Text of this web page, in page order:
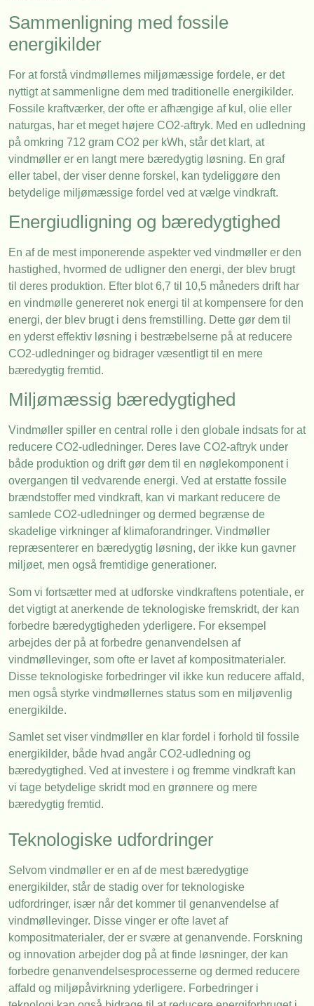
Sammenligning med fossile
energikilder
For at forstå vindmøllernes miljømæssige fordele, er det
nyttigt at sammenligne dem med traditionelle energikilder.
Fossile kraftværker, der ofte er afhængige af kul, olie eller
naturgas, har et meget højere CO2-aftryk. Med en udledning
på omkring 712 gram CO2 per kWh, står det klart, at
vindmøller er en langt mere bæredygtig løsning. En graf
eller tabel, der viser denne forskel, kan tydeliggøre den
betydelige miljømæssige fordel ved at vælge vindkraft.
Energiudligning og bæredygtighed
En af de mest imponerende aspekter ved vindmøller er den
hastighed, hvormed de udligner den energi, der blev brugt
til deres produktion. Efter blot 6,7 til 10,5 måneders drift har
en vindmølle genereret nok energi til at kompensere for den
energi, der blev brugt i dens fremstilling. Dette gør dem til
en yderst effektiv løsning i bestræbelserne på at reducere
CO2-udledninger og bidrager væsentligt til en mere
bæredygtig fremtid.
Miljømæssig bæredygtighed
Vindmøller spiller en central rolle i den globale indsats for at
reducere CO2-udledninger. Deres lave CO2-aftryk under
både produktion og drift gør dem til en nøglekomponent i
overgangen til vedvarende energi. Ved at erstatte fossile
brændstoffer med vindkraft, kan vi markant reducere de
samlede CO2-udledninger og dermed begrænse de
skadelige virkninger af klimaforandringer. Vindmøller
repræsenterer en bæredygtig løsning, der ikke kun gavner
miljøet, men også fremtidige generationer.
Som vi fortsætter med at udforske vindkraftens potentiale, er
det vigtigt at anerkende de teknologiske fremskridt, der kan
forbedre bæredygtigheden yderligere. For eksempel
arbejdes der på at forbedre genanvendelsen af
vindmøllevinger, som ofte er lavet af kompositmaterialer.
Disse teknologiske forbedringer vil ikke kun reducere affald,
men også styrke vindmøllernes status som en miljøvenlig
energikilde.
Samlet set viser vindmøller en klar fordel i forhold til fossile
energikilder, både hvad angår CO2-udledning og
bæredygtighed. Ved at investere i og fremme vindkraft kan
vi tage betydelige skridt mod en grønnere og mere
bæredygtig fremtid.
Teknologiske udfordringer
Selvom vindmøller er en af de mest bæredygtige
energikilder, står de stadig over for teknologiske
udfordringer, især når det kommer til genanvendelse af
vindmøllevinger. Disse vinger er ofte lavet af
kompositmaterialer, der er svære at genanvende. Forskning
og innovation arbejder dog på at finde løsninger, der kan
forbedre genanvendelsesprocesserne og dermed reducere
affald og miljøpåvirkning yderligere. Forbedringer i